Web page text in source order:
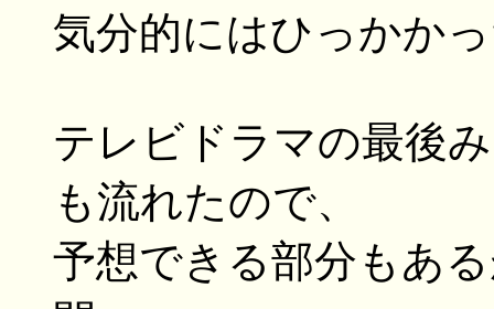
気分的にはひっかか
テレビドラマの最後
も流れたので、
予想できる部分もあ